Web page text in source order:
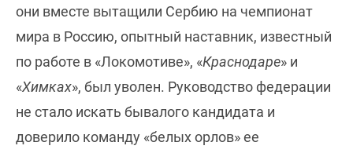
они вместе вытащили Сербию на чемпионат
мира в Россию, опытный наставник, известный
по работе в «Локомотиве», «Краснодаре» и
«Химках», был уволен. Руководство федерации
не стало искать бывалого кандидата и
доверило команду «белых орлов» ее